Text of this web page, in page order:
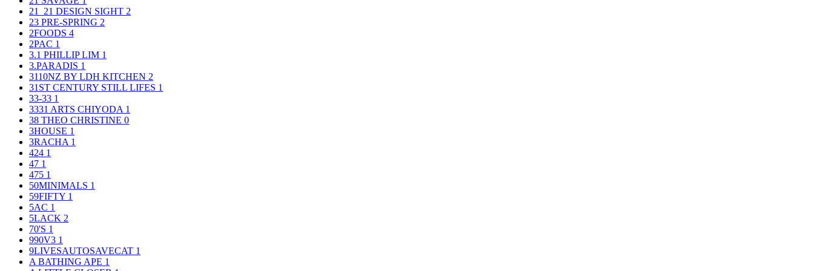
21_21 DESIGN SIGHT 2
23 PRE-SPRING 2
2FOODS 4
2PAC 1
3.1 PHILLIP LIM 1
3.PARADIS 1
3110NZ BY LDH KITCHEN 2
31ST CENTURY STILL LIFES 1
33-33 1
3331 ARTS CHIYODA 1
38 THEO CHRISTINE 0
3HOUSE 1
3RACHA 1
424 1
47 1
475 1
50MINIMALS 1
59FIFTY 1
5AC 1
5LACK 2
70'S 1
990V3 1
9LIVESAUTOSAVECAT 1
A BATHING APE 1